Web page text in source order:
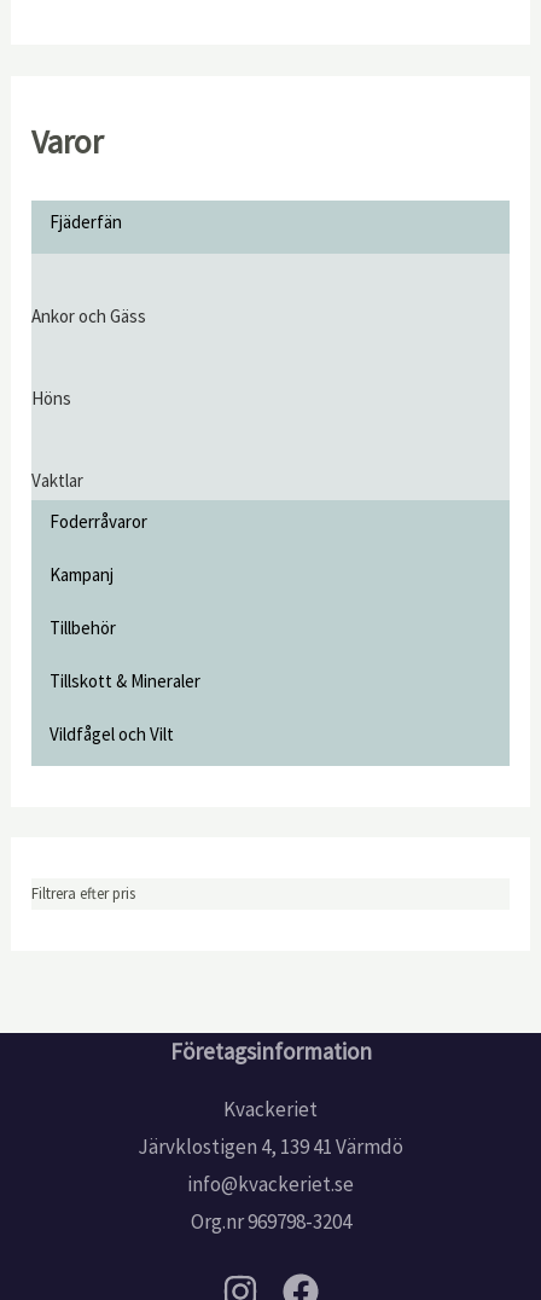
Varor
Fjäderfän
Ankor och Gäss
Höns
Vaktlar
Foderråvaror
Kampanj
Tillbehör
Tillskott & Mineraler
Vildfågel och Vilt
Filtrera efter pris
Företagsinformation
Kvackeriet
Järvklostigen 4, 139 41 Värmdö
info@kvackeriet.se
Org.nr 969798-3204